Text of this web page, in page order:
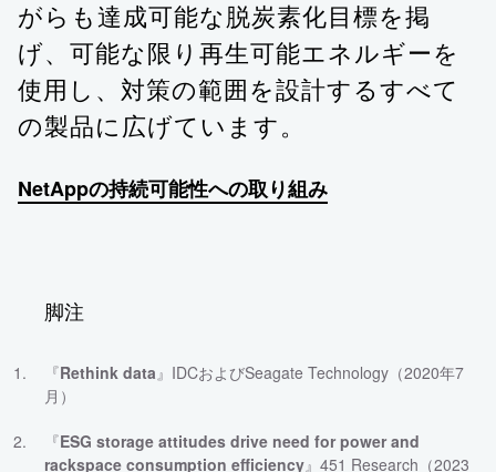
がらも達成可能な脱炭素化目標を掲
げ、可能な限り再生可能エネルギーを
使用し、対策の範囲を設計するすべて
の製品に広げています。
NetAppの持続可能性への取り組み
脚注
『Rethink data 』IDCおよびSeagate Technology（2020年7
月）
『ESG storage attitudes drive need for power and
rackspace consumption efficiency 』451 Research（2023